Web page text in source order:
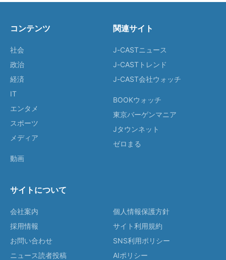
コンテンツ
社会
政治
経済
IT
エンタメ
スポーツ
メディア
動画
関連サイト
J-CASTニュース
J-CASTトレンド
J-CAST会社ウォッチ
BOOKウォッチ
東京バーゲンマニア
Jタウンネット
ゼロまる
サイトについて
会社案内
採用情報
お問い合わせ
ニュース読者投稿
個人情報保護方針
サイト利用規約
SNS利用ポリシー
AIポリシー